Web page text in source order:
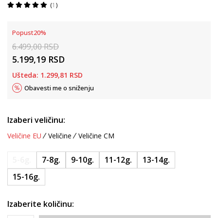
1
Popust20%
6.499,00RSD
5.199,19 RSD
Ušteda: 1.299,81 RSD
Obavesti me o sniženju
Izaberi veličinu:
Veličine EU Veličine Veličine CM
7-8g. 9-10g. 11-12g.
13-14g.
15-16g.
Izaberite količinu: